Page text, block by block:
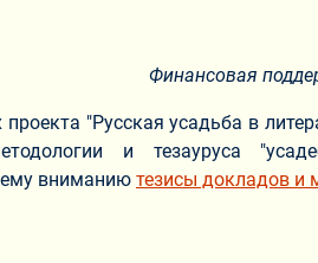
Финансовая
"Русская усадьба в
и тезауруса
вниманию тезисы докладов и